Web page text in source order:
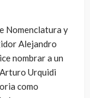
Nomenclatura y
Alejandro
nombrar a un
Urquidi
como